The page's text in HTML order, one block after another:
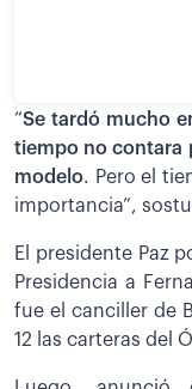
“Se tardó mucho
tiempo no contara
modelo. Pero el
importancia”,
El presidente Paz
Presidencia a
fue el canciller de
12 las carteras del